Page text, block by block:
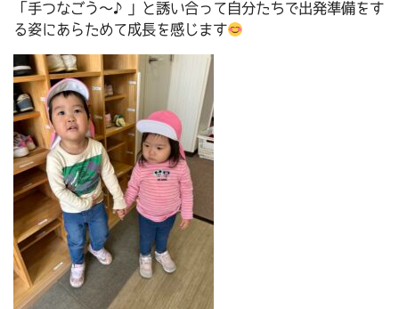
「手つなごう～♪」と誘い合って自分たちで出発準備をす
る姿にあらためて成長を感じます